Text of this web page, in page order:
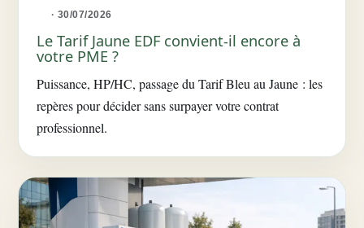
· 30/07/2026
Le Tarif Jaune EDF convient-il encore à
votre PME ?
Puissance, HP/HC, passage du Tarif Bleu au Jaune : les
repères pour décider sans surpayer votre contrat
professionnel.